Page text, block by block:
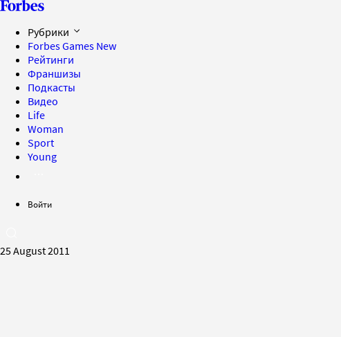
Рубрики
Forbes Games New
Рейтинги
Франшизы
Подкасты
Видео
Life
Woman
Sport
Young
Войти
25 August 2011